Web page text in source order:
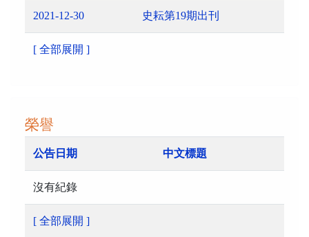
2021-12-30 史耘第19期出刊
[ 全部展開 ]
榮譽
公告日期 中文標題
沒有紀錄
[ 全部展開 ]